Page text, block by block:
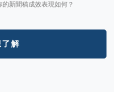
新聞稿成效表現如何？
解